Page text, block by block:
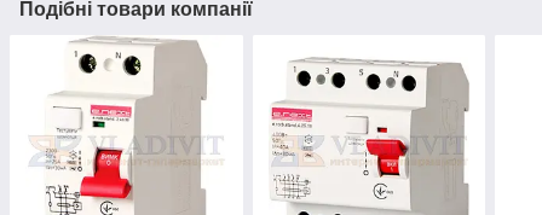
Подібні товари компанії